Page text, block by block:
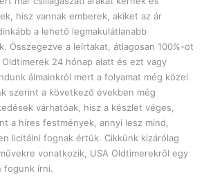
hisz vannak emberek, akiket az ár
a lehető legmakulátlanabb
Összegezve a leírtakat, átlagosan 100%-ot
24 hónap alatt és ezt vagy
álmainkról mert a folyamat még közel
szerint a következő években még
várhatóak, hisz a készlet véges,
a híres festmények, annyi lesz mind,
licitálni fognak értük. Cikkünk kizárólag
vonatkozik, USA Oldtimerekről egy
fogunk írni.